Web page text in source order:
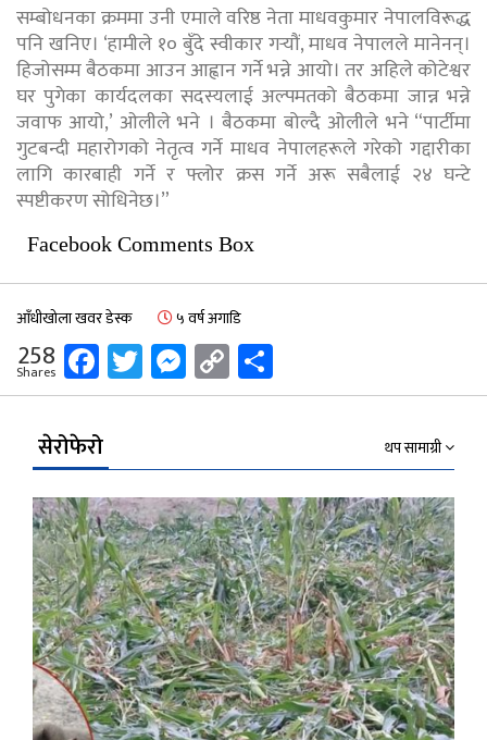
सम्बोधनका क्रममा उनी एमाले वरिष्ठ नेता माधवकुमार नेपालविरूद्ध
पनि खनिए। ‘हामीले १० बुँदे स्वीकार गर्‍यौं, माधव नेपालले मानेनन्।
हिजोसम्म बैठकमा आउन आह्वान गर्ने भन्ने आयो। तर अहिले कोटेश्वर
घर पुगेका कार्यदलका सदस्यलाई अल्पमतको बैठकमा जान्न भन्ने
जवाफ आयो,’ ‌ओलीले भने । बैठकमा बोल्दै ओलीले भने “पार्टीमा
गुटबन्दी महारोगको नेतृत्व गर्ने माधव नेपालहरूले गरेको गद्दारीका
लागि कारबाही गर्ने र फ्लोर क्रस गर्ने अरू सबैलाई २४ घन्टे
स्पष्टीकरण सोधिनेछ।”
Facebook Comments Box
आँधीखोला खवर डेस्क ५ वर्ष अगाडि
258
Shares Facebook
Twitter
Messenger
Copy
Link
सेरोफेरो थप सामाग्री